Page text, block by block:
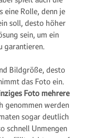
eine Rolle, denn je
soll, desto höher
sein, um ein
garantieren.
Bildgröße, desto
das Foto ein.
Foto mehrere
genommen werden
sogar deutlich
schnell Unmengen